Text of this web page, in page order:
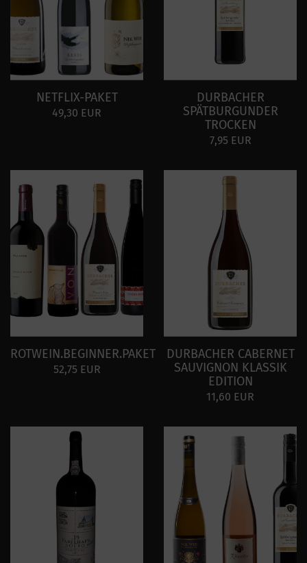
NETFLIX-PAKET
49,30 EUR
DURBACHER
SPÄTBURGUNDER
TROCKEN
7,95 EUR
ROTWEIN.BEGINNER.PAKET
52,75 EUR
DURBACHER CABERNET
SAUVIGNON KLASSIK
EDITION
11,60 EUR